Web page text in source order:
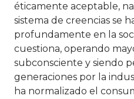
éticamente aceptable,
sistema de creencias se
profundamente en la
cuestiona, operando
subconsciente y siendo
generaciones por la
ha normalizado el